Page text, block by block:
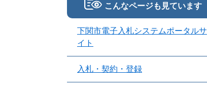
こんなページも見ています
下関市電子入札システムポータルサ
イト
入札・契約・登録